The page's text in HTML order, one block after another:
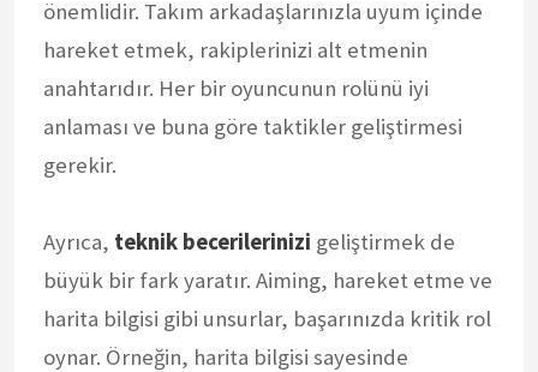
önemlidir. Takım arkadaşlarınızla uyum içinde
hareket etmek, rakiplerinizi alt etmenin
anahtarıdır. Her bir oyuncunun rolünü iyi
anlaması ve buna göre taktikler geliştirmesi
gerekir.
Ayrıca, teknik becerilerinizi geliştirmek de
büyük bir fark yaratır. Aiming, hareket etme ve
harita bilgisi gibi unsurlar, başarınızda kritik rol
oynar. Örneğin, harita bilgisi sayesinde